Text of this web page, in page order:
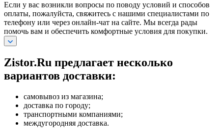
Если у вас возникли вопросы по поводу условий и способов
оплаты, пожалуйста, свяжитесь с нашими специалистами по
телефону или через онлайн-чат на сайте. Мы всегда рады
помочь вам и обеспечить комфортные условия для покупки.
Zistor.Ru предлагает несколько
вариантов доставки:
самовывоз из магазина;
доставка по городу;
транспортными компаниями;
междугородняя доставка.